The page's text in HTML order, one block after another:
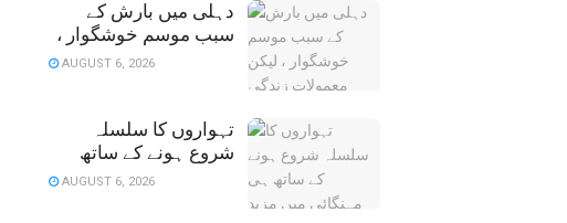
دہلی میں بارش کے
سبب موسم خوشگوار ،
لیکن معمولات زندگی
AUGUST 6, 2026
تہواروں کا سلسلہ
شروع ہونے کے ساتھ
ہی مہنگائی میں مزید
AUGUST 6, 2026